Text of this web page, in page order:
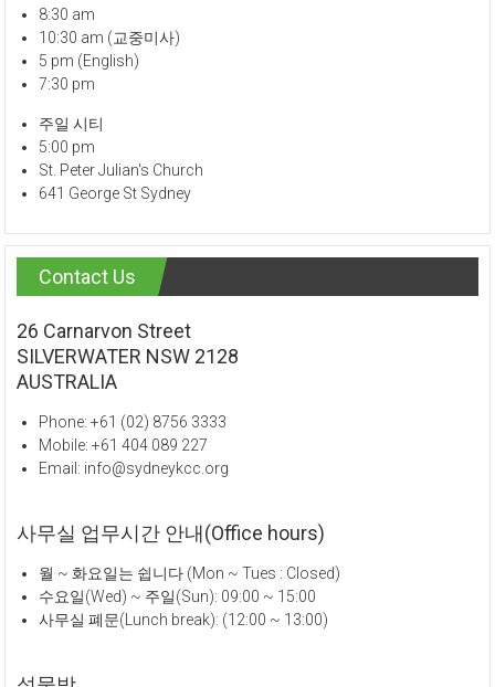
8:30 am
10:30 am (교중미사)
5 pm (English)
7:30 pm
주일 시티
5:00 pm
St. Peter Julian's Church
641 George St Sydney
Contact Us
26 Carnarvon Street
SILVERWATER NSW 2128
AUSTRALIA
Phone: +61 (02) 8756 3333
Mobile: +61 404 089 227
Email: info@sydneykcc.org
사무실 업무시간 안내(Office hours)
월 ~ 화요일는 쉽니다 (Mon ~ Tues : Closed)
수요일(Wed) ~ 주일(Sun): 09:00 ~ 15:00
사무실 폐문(Lunch break): (12:00 ~ 13:00)